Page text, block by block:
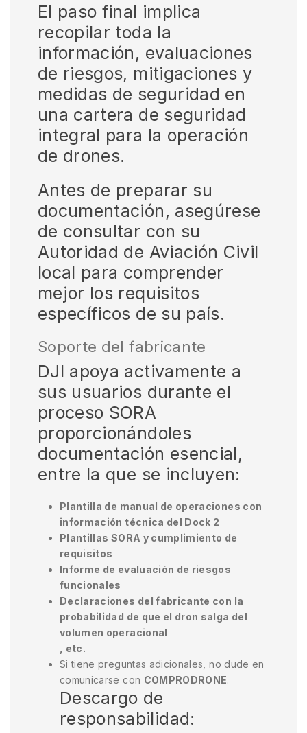
El paso final implica
recopilar toda la
información, evaluaciones
de riesgos, mitigaciones y
medidas de seguridad en
una cartera de seguridad
integral para la operación
de drones.
Antes de preparar su
documentación, asegúrese
de consultar con su
Autoridad de Aviación Civil
local para comprender
mejor los requisitos
específicos de su país.
Soporte del fabricante
DJI apoya activamente a
sus usuarios durante el
proceso SORA
proporcionándoles
documentación esencial,
entre la que se incluyen:
Plantilla de manual de operaciones con
información técnica del Dock 2
Plantillas SORA y cumplimiento de
requisitos
Informe de evaluación de riesgos
funcionales
Declaraciones del fabricante con la
probabilidad de que el dron salga del
volumen operacional
, etc.
Si tiene preguntas adicionales, no dude en
comunicarse con COMPRODRONE.
Descargo de
responsabilidad: